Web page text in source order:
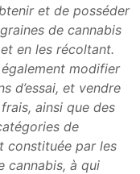
et de posséder
de cannabis
en les récoltant.
modifier
d’essai, et vendre
ainsi que des
de
constituée par les
cannabis, à qui